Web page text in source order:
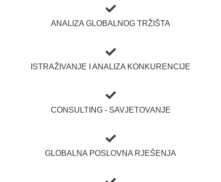
ANALIZA GLOBALNOG TRŽIŠTA
ISTRAŽIVANJE I ANALIZA KONKURENCIJE
CONSULTING - SAVJETOVANJE
GLOBALNA POSLOVNA RJEŠENJA